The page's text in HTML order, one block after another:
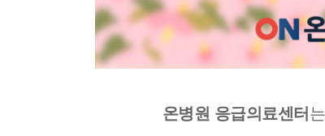
온병원 응급의료센터 는